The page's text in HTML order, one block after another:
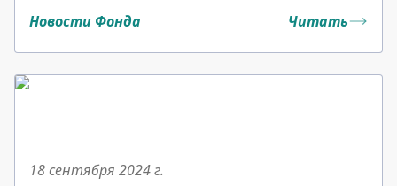
коммерциализации.
Новости Фонда Читать
18 сентября 2024г.